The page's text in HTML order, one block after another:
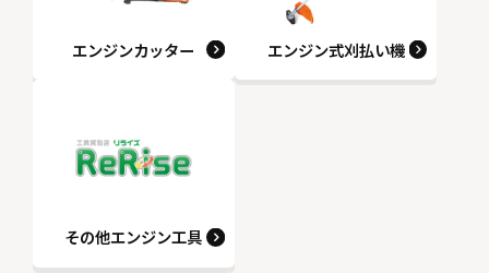
エンジンカッター エンジン式刈払い機
その他エンジン工具